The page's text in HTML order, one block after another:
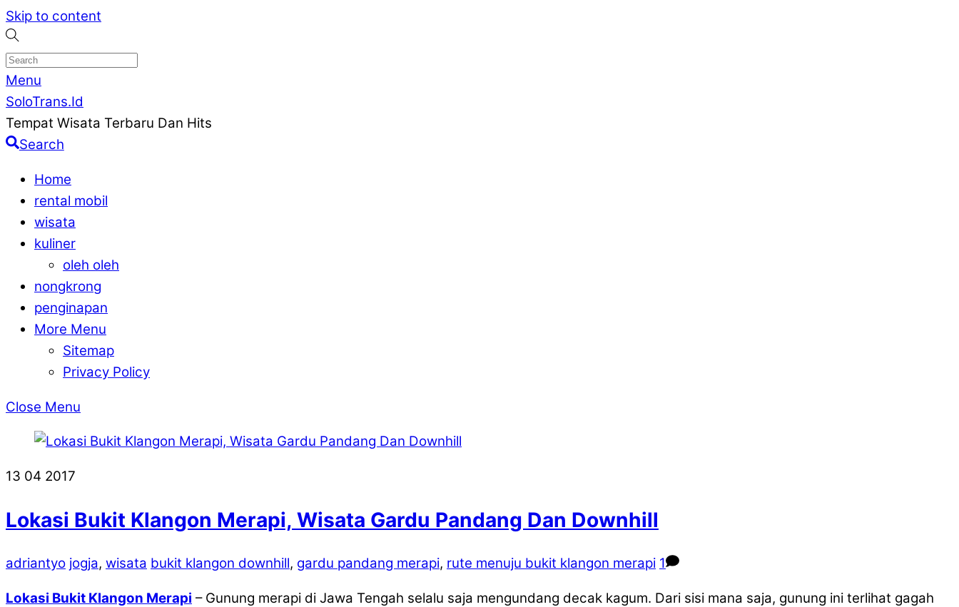
Skip to content
Menu
SoloTrans.Id
Tempat Wisata Terbaru Dan Hits
Search
Home
rental mobil
wisata
kuliner
oleh oleh
nongkrong
penginapan
More Menu
Sitemap
Privacy Policy
Close Menu
13 04 2017
Lokasi Bukit Klangon Merapi, Wisata Gardu Pandang Dan Downhill
adriantyo jogja, wisata bukit klangon downhill, gardu pandang merapi, rute menuju bukit klangon merapi 1
Lokasi Bukit Klangon Merapi – Gunung merapi di Jawa Tengah selalu saja mengundang decak kagum. Dari sisi mana saja, gunung ini terlihat gagah